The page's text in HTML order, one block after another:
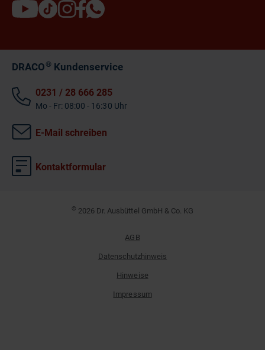
DRACO®Kundenservice
0231 / 28 666 285
Mo - Fr: 08:00 - 16:30 Uhr
E-Mail schreiben
Kontaktformular
© 2026 Dr. Ausbüttel GmbH & Co. KG
AGB
Datenschutzhinweis
Hinweise
Impressum